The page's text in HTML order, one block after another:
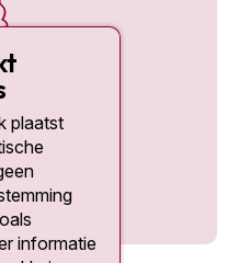
plaatst
informatie